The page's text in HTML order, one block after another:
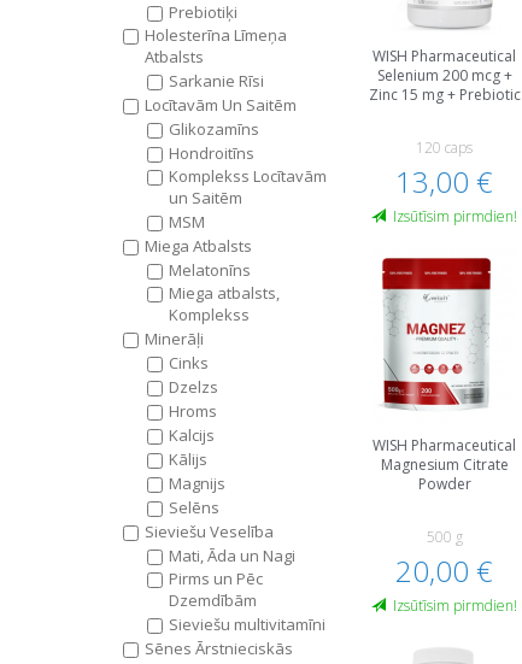
Prebiotiķi
Holesterīna Līmeņa
Atbalsts
Sarkanie Rīsi
Locītavām Un Saitēm
Glikozamīns
Hondroitīns
Komplekss Locītavām
un Saitēm
MSM
Miega Atbalsts
Melatonīns
Miega atbalsts,
Komplekss
Minerāļi
Cinks
Dzelzs
Hroms
Kalcijs
Kālijs
Magnijs
Selēns
Sieviešu Veselība
Mati, Āda un Nagi
Pirms un Pēc
Dzemdībām
Sieviešu multivitamīni
Sēnes Ārstnieciskās
WISH Pharmaceutical
Selenium 200 mcg +
Zinc 15 mg + Prebiotic
120 caps
13,00 €
Izsūtīsim pirmdien!
WISH Pharmaceutical
Magnesium Citrate
Powder
500 g
20,00 €
Izsūtīsim pirmdien!